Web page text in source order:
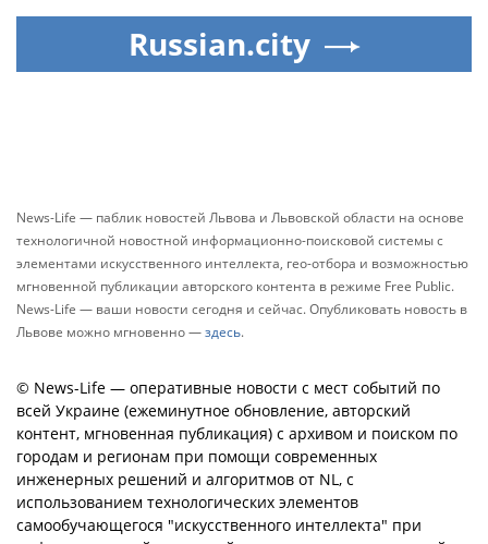
Russian.city
News-Life — паблик новостей Львова и Львовской области на основе
технологичной новостной информационно-поисковой системы с
элементами искусственного интеллекта, гео-отбора и возможностью
мгновенной публикации авторского контента в режиме Free Public.
News-Life — ваши новости сегодня и сейчас. Опубликовать новость в
Львове можно мгновенно —здесь.
© News-Life — оперативные новости с мест событий по
всей Украине (ежеминутное обновление, авторский
контент, мгновенная публикация) с архивом и поиском по
городам и регионам при помощи современных
инженерных решений и алгоритмов от NL, с
использованием технологических элементов
самообучающегося "искусственного интеллекта" при